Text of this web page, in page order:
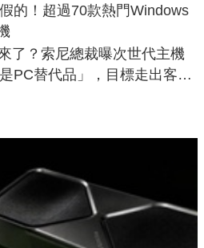
的！超過70款熱門Windows
了？索尼總裁曝次世代主機
是PC替代品」，目標走出客